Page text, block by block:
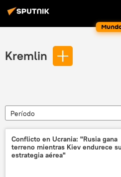
Kremlin
Período
Conflicto en Ucrania: "Rusia gana
terreno mientras Kiev endurece su
estrategia aérea"